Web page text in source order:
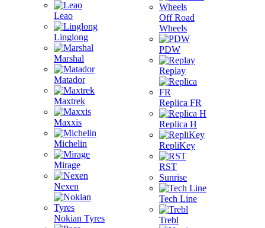
Leao
Linglong
Marshal
Matador
Maxtrek
Maxxis
Michelin
Mirage
Nexen
Nokian Tyres
Off Road
Wheels
PDW
Replay
Replica FR
Replica H
RepliKey
RST
Sunrise
Tech Line
Trebl